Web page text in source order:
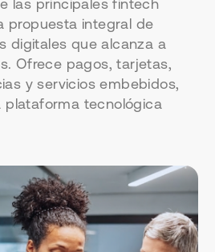
las principales fintech
propuesta integral de
digitales que alcanza a
Ofrece pagos, tarjetas,
y servicios embebidos,
plataforma tecnológica